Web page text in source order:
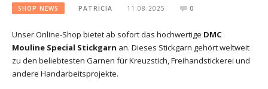
SHOP NEWS PATRICIA 11.08.2025 0
Unser Online-Shop bietet ab sofort das hochwertige DMC
Mouline Special Stickgarn an. Dieses Stickgarn gehört weltweit
zu den beliebtesten Garnen für Kreuzstich, Freihandstickerei und
andere Handarbeitsprojekte.